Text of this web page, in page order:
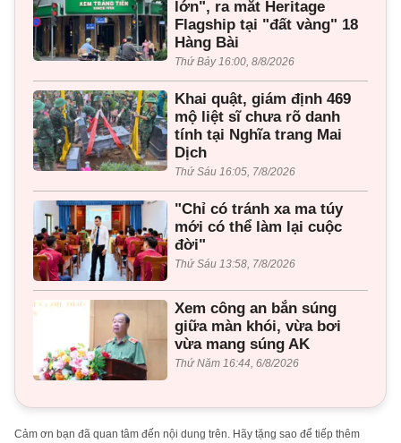
lớn", ra mắt Heritage
Flagship tại "đất vàng" 18
Hàng Bài
Thứ Bảy 16:00, 8/8/2026
Khai quật, giám định 469
mộ liệt sĩ chưa rõ danh
tính tại Nghĩa trang Mai
Dịch
Thứ Sáu 16:05, 7/8/2026
"Chỉ có tránh xa ma túy
mới có thể làm lại cuộc
đời"
Thứ Sáu 13:58, 7/8/2026
Xem công an bắn súng
giữa màn khói, vừa bơi
vừa mang súng AK
Thứ Năm 16:44, 6/8/2026
Cảm ơn bạn đã quan tâm đến nội dung trên. Hãy tặng sao để tiếp thêm